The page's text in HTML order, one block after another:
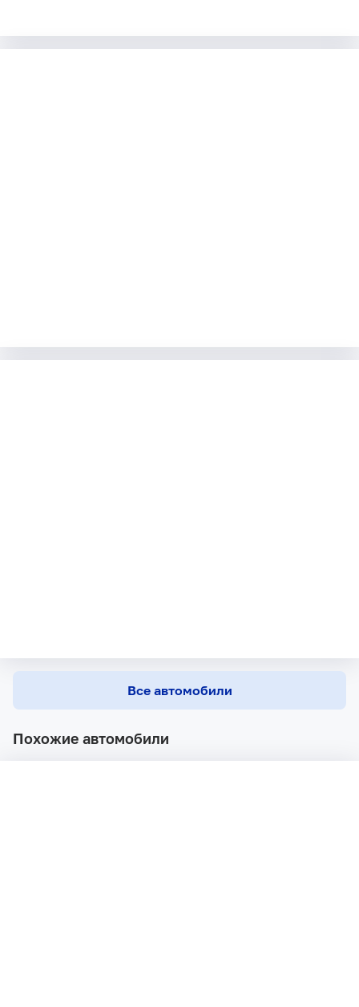
Все автомобили
Похожие автомобили